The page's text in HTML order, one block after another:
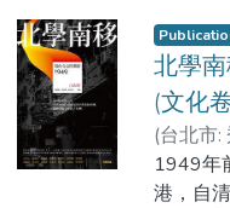
國幅射
思現在
展。
北學
(文化
(台北市:
Dr. AU
Prof.
1949年
港，自